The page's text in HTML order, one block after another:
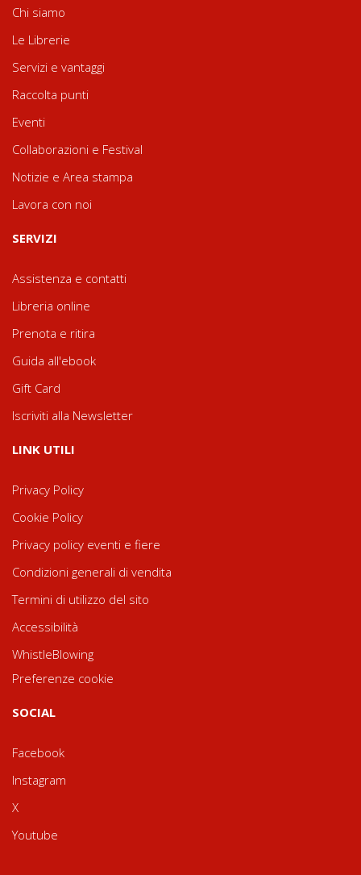
Chi siamo
Le Librerie
Servizi e vantaggi
Raccolta punti
Eventi
Collaborazioni e Festival
Notizie e Area stampa
Lavora con noi
SERVIZI
Assistenza e contatti
Libreria online
Prenota e ritira
Guida all'ebook
Gift Card
Iscriviti alla Newsletter
LINK UTILI
Privacy Policy
Cookie Policy
Privacy policy eventi e fiere
Condizioni generali di vendita
Termini di utilizzo del sito
Accessibilità
WhistleBlowing
Preferenze cookie
SOCIAL
Facebook
Instagram
X
Youtube